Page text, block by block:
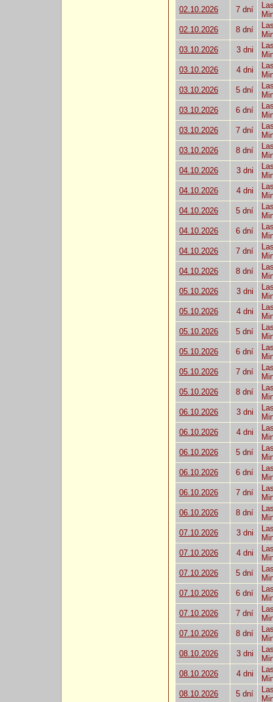
02.10.2026
7 dní
02.10.2026
8 dní
03.10.2026
3 dni
03.10.2026
4 dni
03.10.2026
5 dní
03.10.2026
6 dní
03.10.2026
7 dní
03.10.2026
8 dní
04.10.2026
3 dni
04.10.2026
4 dni
04.10.2026
5 dní
04.10.2026
6 dní
04.10.2026
7 dní
04.10.2026
8 dní
05.10.2026
3 dni
05.10.2026
4 dni
05.10.2026
5 dní
05.10.2026
6 dní
05.10.2026
7 dní
05.10.2026
8 dní
06.10.2026
3 dni
06.10.2026
4 dni
06.10.2026
5 dní
06.10.2026
6 dní
06.10.2026
7 dní
06.10.2026
8 dní
07.10.2026
3 dni
07.10.2026
4 dni
07.10.2026
5 dní
07.10.2026
6 dní
07.10.2026
7 dní
07.10.2026
8 dní
08.10.2026
3 dni
08.10.2026
4 dni
08.10.2026
5 dní